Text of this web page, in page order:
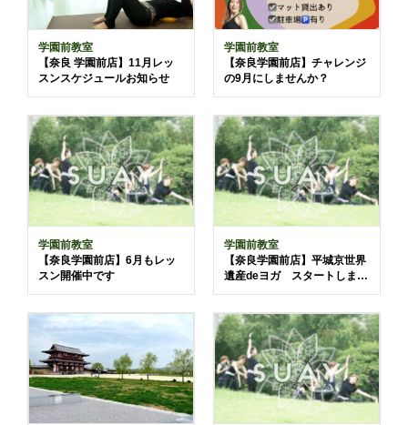
学園前教室
【奈良 学園前店】11月レッ
スンスケジュールお知らせ
学園前教室
【奈良学園前店】チャレンジ
の9月にしませんか？
学園前教室
【奈良学園前店】6月もレッ
スン開催中です
学園前教室
【奈良学園前店】平城京世界
遺産deヨガ スタートしまし